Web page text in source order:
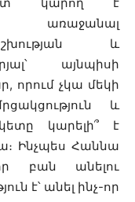
առաջանալ
և
այնպիսի
որում չկա մեկի
և
կարելի՞ է
Ինչպես Հաննա
բան անելու
է՝ անել ինչ-որ